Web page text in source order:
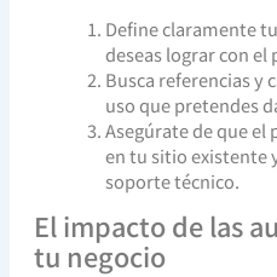
Define claramente
deseas lograr con el
Busca referencias y
uso que pretendes
Asegúrate de que el
en tu sitio existente
soporte técnico.
El impacto de las
tu negocio